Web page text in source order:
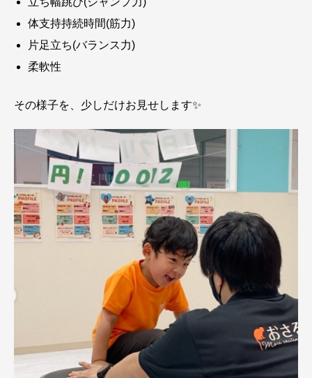
体支持持続時間(筋力)
片足立ち(バランス力)
柔軟性
その様子を、少しだけお見せします✨